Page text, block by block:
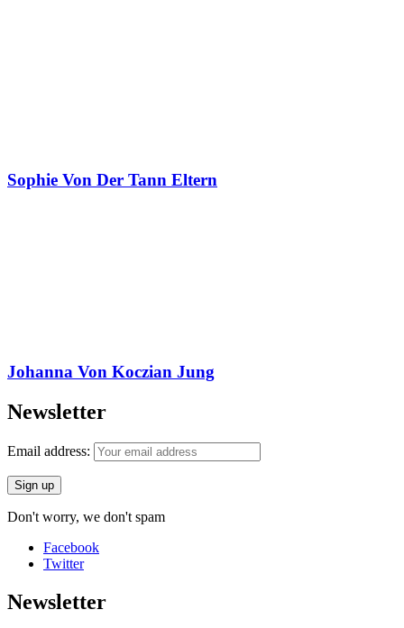
Sophie Von Der Tann Eltern
Johanna Von Koczian Jung
Newsletter
Email address:
Don't worry, we don't spam
Facebook
Twitter
Newsletter